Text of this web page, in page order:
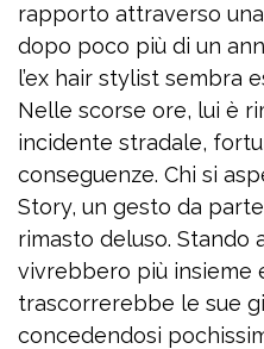
rapporto attraverso
dopo poco più di un
l’ex hair stylist sembra
Nelle scorse ore, lui è
incidente stradale,
conseguenze. Chi si
Story, un gesto da
rimasto deluso. Stando
vivrebbero più insieme
trascorrerebbe le sue
concedendosi